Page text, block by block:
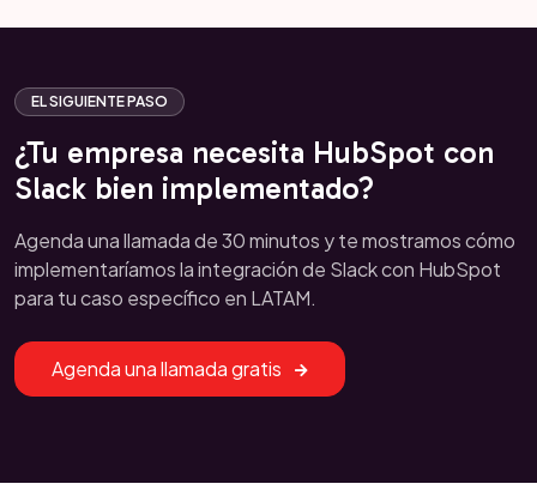
EL SIGUIENTE PASO
¿Tu empresa necesita HubSpot con
Slack bien implementado?
Agenda una llamada de 30 minutos y te mostramos cómo
implementaríamos la integración de Slack con HubSpot
para tu caso específico en LATAM.
Agenda una llamada gratis